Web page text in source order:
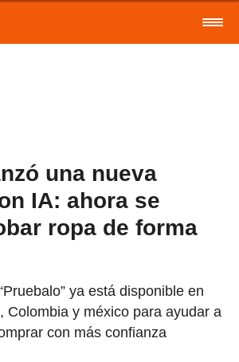
una nueva
IA: ahora se
ropa de forma
ya está disponible en
Colombia y méxico para ayudar a
con más confianza